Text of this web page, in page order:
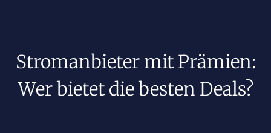
Stromanbieter mit Prämien:
Wer bietet die besten Deals?